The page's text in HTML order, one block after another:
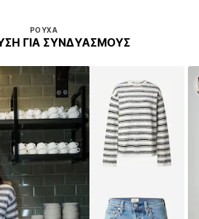
ΡΟΎΧΑ
ΓΙΑ ΣΥΝΔΥΑΣΜΟΎΣ